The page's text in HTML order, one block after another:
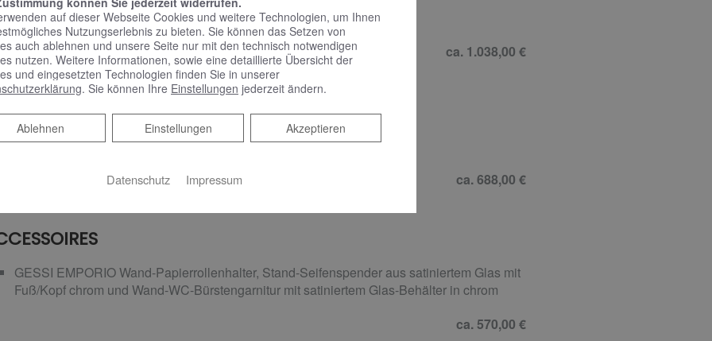
VIGOUR AI Betätigungsplatte für 2-Mengen-Spültechnik, seidenmatt
ca. 1.038,00 €
VIGOUR derby Badheizkörper, 180 x 60 cm, in weiß
ca. 688,00 €
GESSI EMPORIO Wand-Papierrollenhalter, Stand-Seifenspender aus satiniertem Glas mit
Fuß/Kopf chrom und Wand-WC-Bürstengarnitur mit satiniertem Glas-Behälter in chrom
ca. 570,00 €
auf dieser Webseite Cookies und weitere Technologien, um Ihnen
Nutzungserlebnis zu bieten. Sie können das Setzen von
auch ablehnen und unsere Seite nur mit den technisch notwendigen
nutzen. Weitere Informationen, sowie eine detaillierte Übersicht der
und eingesetzten Technologien finden Sie in unserer
. Sie können Ihre Einstellungen jederzeit ändern.
Akzeptieren
Einstellungen
Ablehnen
Ablehnen
Datenschutz Impressum